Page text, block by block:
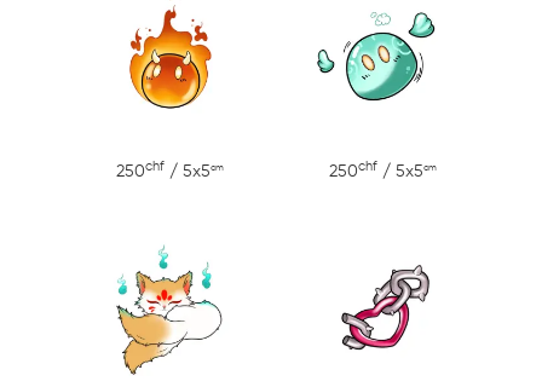
250chf / 5x5cm 250chf / 5x5cm